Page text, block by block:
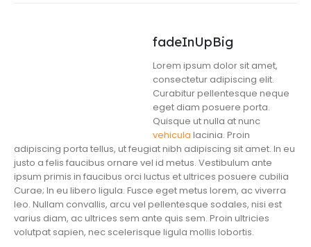
fadeInUpBig
Lorem ipsum dolor sit amet,
consectetur adipiscing elit.
Curabitur pellentesque neque
eget diam posuere porta.
Quisque ut nulla at nunc
vehicula lacinia. Proin
adipiscing porta tellus, ut feugiat nibh adipiscing sit amet. In eu
justo a felis faucibus ornare vel id metus. Vestibulum ante
ipsum primis in faucibus orci luctus et ultrices posuere cubilia
Curae; In eu libero ligula. Fusce eget metus lorem, ac viverra
leo. Nullam convallis, arcu vel pellentesque sodales, nisi est
varius diam, ac ultrices sem ante quis sem. Proin ultricies
volutpat sapien, nec scelerisque ligula mollis lobortis.